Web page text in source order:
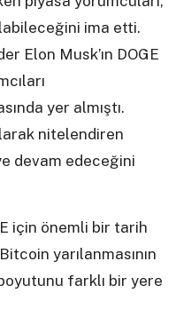
ima etti.
Elon Musk’ın DOGE
yer almıştı.
nitelendiren
devam edeceğini
için önemli bir tarih
yarılanmasının
farklı bir yere